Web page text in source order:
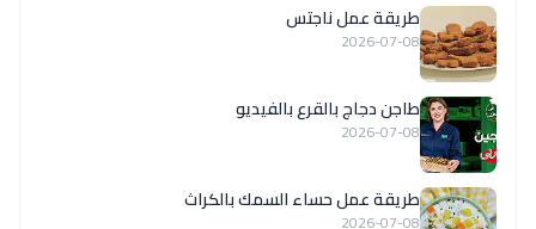
طريقة عمل ناجتس
2026-07-08
طاجن دجاج بالقرع بالفيديو
2026-07-08
طريقة عمل حساء السمك بالكراث
2026-07-08